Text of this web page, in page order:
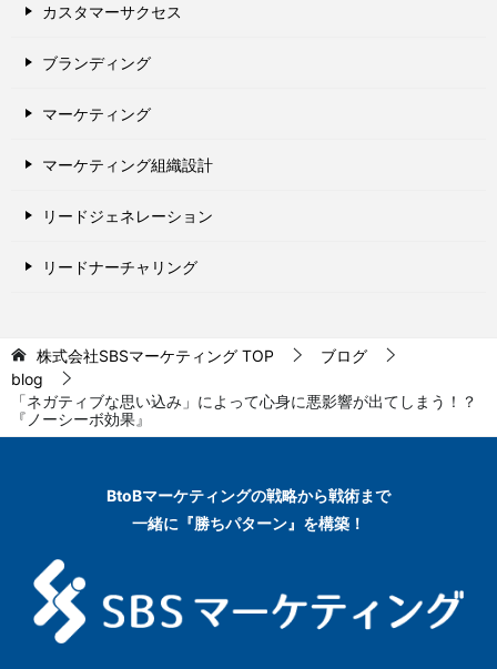
カスタマーサクセス
ブランディング
マーケティング
マーケティング組織設計
リードジェネレーション
リードナーチャリング
株式会社SBSマーケティング TOP
ブログ
blog
「ネガティブな思い込み」によって心身に悪影響が出てしまう！？
『ノーシーボ効果』
BtoBマーケティングの戦略から戦術まで
一緒に『勝ちパターン』を構築！